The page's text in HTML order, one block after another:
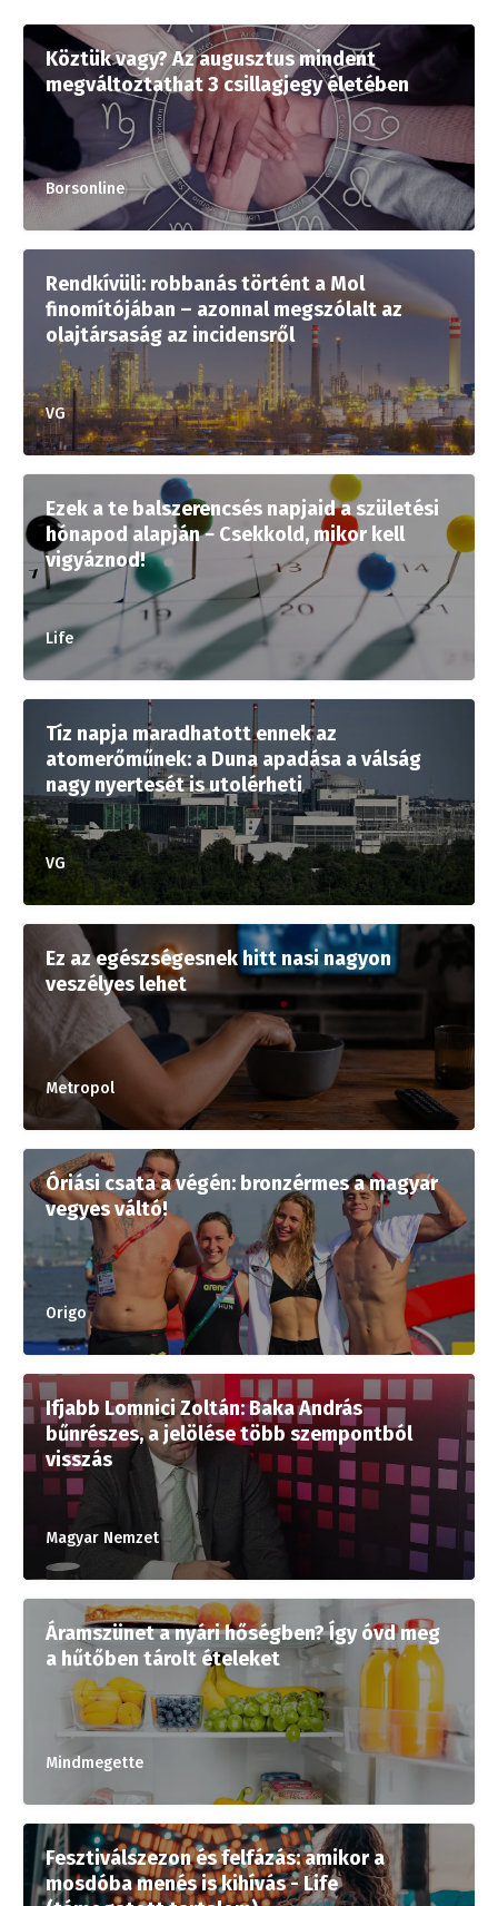
Köztük vagy? Az augusztus mindent
megváltoztathat 3 csillagjegy életében
Borsonline
Rendkívüli: robbanás történt a Mol
finomítójában – azonnal megszólalt az
olajtársaság az incidensről
VG
Ezek a te balszerencsés napjaid a születési
hónapod alapján − Csekkold, mikor kell
vigyáznod!
Life
Tíz napja maradhatott ennek az
atomerőműnek: a Duna apadása a válság
nagy nyertesét is utolérheti
VG
Ez az egészségesnek hitt nasi nagyon
veszélyes lehet
Metropol
Óriási csata a végén: bronzérmes a magyar
vegyes váltó!
Origo
Ifjabb Lomnici Zoltán: Baka András
bűnrészes, a jelölése több szempontból
visszás
Magyar Nemzet
Áramszünet a nyári hőségben? Így óvd meg
a hűtőben tárolt ételeket
Mindmegette
Fesztiválszezon és felfázás: amikor a
mosdóba menés is kihívás - Life